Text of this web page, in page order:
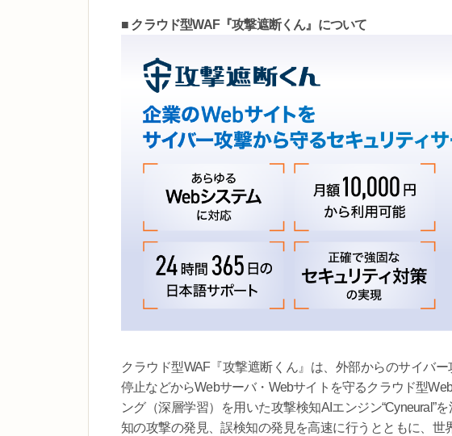
■ クラウド型WAF『攻撃遮断くん』について
クラウド型WAF『攻撃遮断くん』は、外部からのサイバ
停止などからWebサーバ・Webサイトを守るクラウド型
ング（深層学習）を用いた攻撃検知AIエンジン“Cyneural”
知の攻撃の発見、誤検知の発見を高速に行うとともに、世